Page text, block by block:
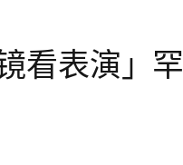
看表演」罕